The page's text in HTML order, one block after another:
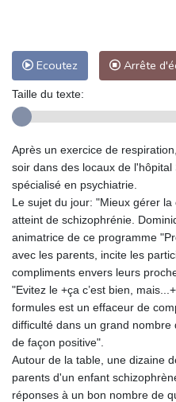
Ecoutez Arrête
Taille du texte:
Après un exercice de
soir dans des locaux de l'hôpital
spécialisé en psychiatrie.
Le sujet du jour: "Mieux gérer
atteint de schizophrénie.
animatrice de ce programme
avec les parents, incite les
compliments envers leurs
"Evitez le +ça c’est bien,
formules est un effaceur de
difficulté dans un grand
de façon positive".
Autour de la table, une dizaine
parents d'un enfant
réponses à un bon nombre de